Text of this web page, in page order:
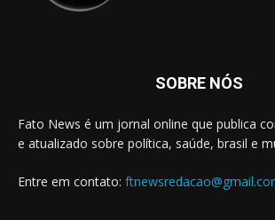
SOBRE NÓS
Fato News é um jornal online que publica
e atualizado sobre política, saúde, brasil e
Entre em contato: